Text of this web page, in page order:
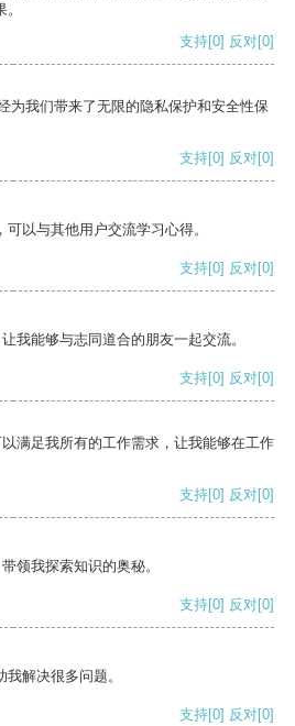
支持[0] 反对[0]
为我们带来了无限的隐私保护和安全性保
支持[0] 反对[0]
以与其他用户交流学习心得。
支持[0] 反对[0]
我能够与志同道合的朋友一起交流。
支持[0] 反对[0]
满足我所有的工作需求，让我能够在工作
支持[0] 反对[0]
领我探索知识的奥秘。
支持[0] 反对[0]
解决很多问题。
支持[0] 反对[0]